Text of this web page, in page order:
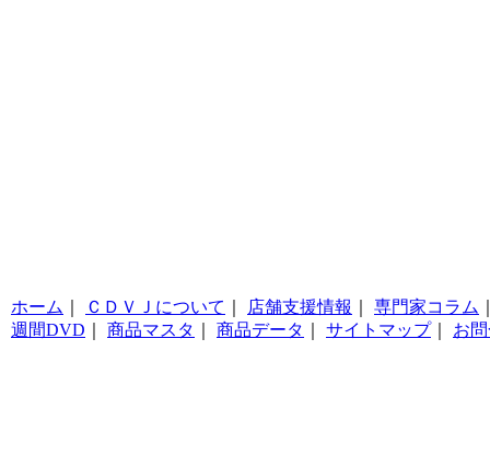
ホーム ＣＤＶＪについて 店舗支援情報 専門家コラム
週間DVD
商品マスタ 商品データ サイトマップ｜ お